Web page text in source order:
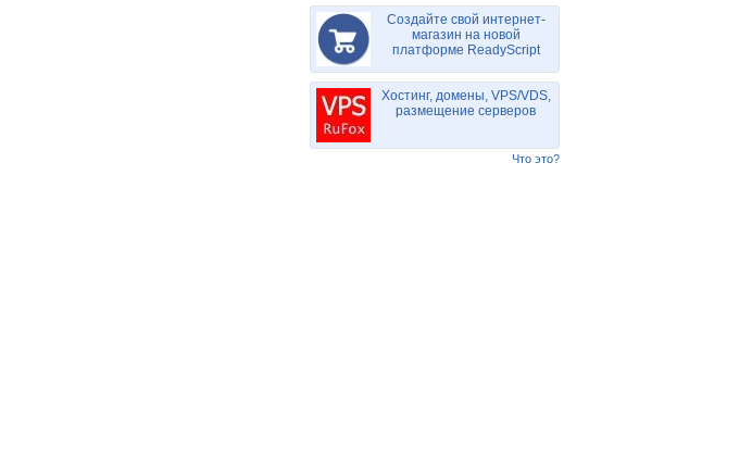
Создайте свой интернет-
магазин на новой
платформе ReadyScript
Хостинг, домены, VPS/VDS,
размещение серверов
Что это?